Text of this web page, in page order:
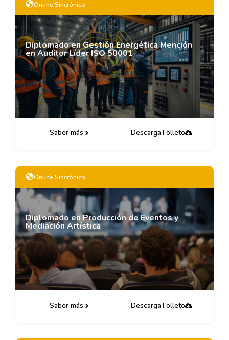
Online Sincrónico
Diplomado en Gestión Energética Mención
en Auditor Líder ISO 50001
Saber más Descarga Folleto
Online Sincrónico
Diplomado en Producción de Eventos y
Mediación Artística
Saber más Descarga Folleto